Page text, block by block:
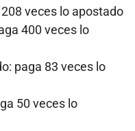
veces lo apostado
400 veces lo
paga 83 veces lo
50 veces lo